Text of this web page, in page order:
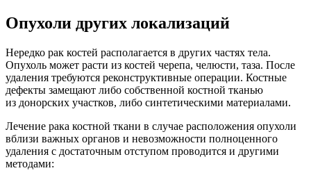
Опухоли других локализаций
Нередко рак костей располагается в других частях тела.
Опухоль может расти из костей черепа, челюсти, таза. После
удаления требуются реконструктивные операции. Костные
дефекты замещают либо собственной костной тканью
из донорских участков, либо синтетическими материалами.
Лечение рака костной ткани в случае расположения опухоли
вблизи важных органов и невозможности полноценного
удаления с достаточным отступом проводится и другими
методами: